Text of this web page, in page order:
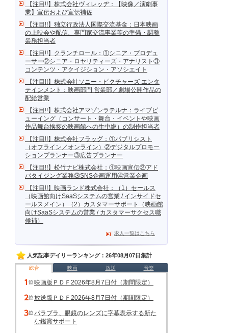
【注目!!】株式会社ヴィレッヂ：【映像／演劇事
業】宣伝および宣伝補佐
【注目!!】独立行政法人国際交流基金：日本映画
の上映会や配信、専門家交流事業等の準備・調整
業務担当者
【注目!!】クランチロール：①シニア・プロデュ
ーサー②シニア・ロヤリティーズ・アナリスト③
コンテンツ・アクイジション・アソシエイト
【注目!!】株式会社ソニー・ピクチャーズ エンタ
テインメント：映画部門 営業部／劇場公開作品の
配給営業
【注目!!】株式会社アマゾンラテルナ：ライブビ
ューイング（コンサート・舞台・イベントや映画
作品舞台挨拶の映画館への生中継）の制作担当者
【注目!!】株式会社フラッグ：①パブリシスト
（オフライン／オンライン）②デジタルプロモー
ションプランナー③広告プランナー
【注目!!】松竹ナビ株式会社：①映画宣伝②アド
バタイジング業務③SNS企画運用④営業企画
【注目!!】映画ランド株式会社：（1）セールス
（映画館向けSaaSシステムの営業 / インサイドセ
ールスメイン）（2）カスタマーサポート（映画館
向けSaaSシステムの営業 / カスタマーサクセス職
候補）
求人一覧はこちら
人気記事デイリーランキング：26年08月07日集計
総合 映画 放送 音楽
映画版ＰＤＦ2026年8月7日付（期間限定）
放送版ＰＤＦ2026年8月7日付（期間限定）
パラブラ、眼鏡のレンズに字幕表示する新た
な鑑賞サポート